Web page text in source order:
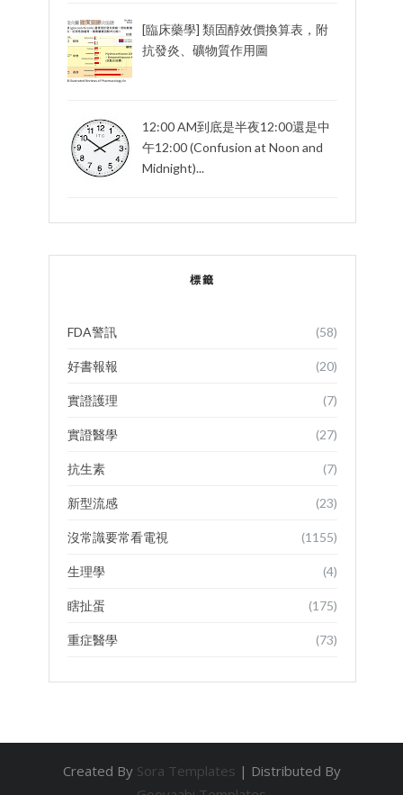
[臨床藥學] 類固醇效價換算表，附
抗發炎、礦物質作用圖
12:00 AM到底是半夜12:00還是中
午12:00 (Confusion at Noon and
Midnight)...
標籤
FDA警訊 (58)
好書報報 (20)
實證護理 (7)
實證醫學 (27)
抗生素 (7)
新型流感 (23)
沒常識要常看電視 (1155)
生理學 (4)
瞎扯蛋 (175)
重症醫學 (73)
Created By Sora Templates | Distributed By